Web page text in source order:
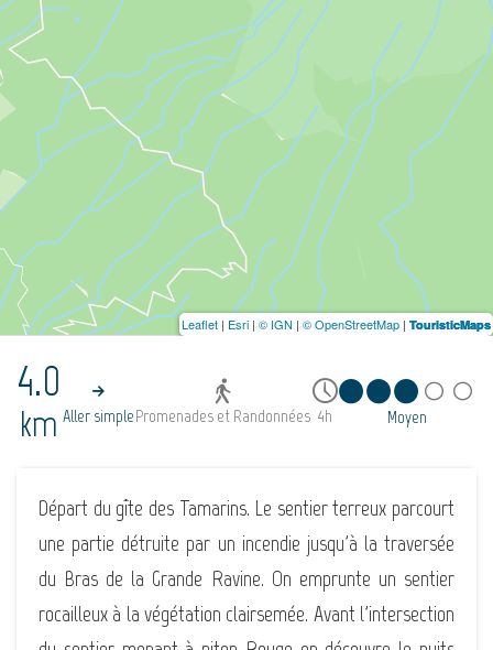
4.0
km Aller simplePromenades et Randonnées 4h Moyen
Départ du gîte des Tamarins. Le sentier terreux parcourt
une partie détruite par un incendie jusqu'à la traversée
du Bras de la Grande Ravine. On emprunte un sentier
rocailleux à la végétation clairsemée. Avant l'intersection
Leaflet | Esri | © IGN | © OpenStreetMap | TouristicMaps